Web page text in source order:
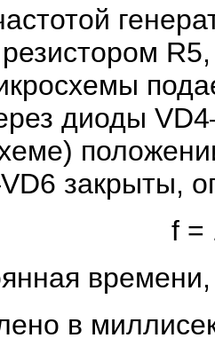
диоды
закрыты,
f =
в